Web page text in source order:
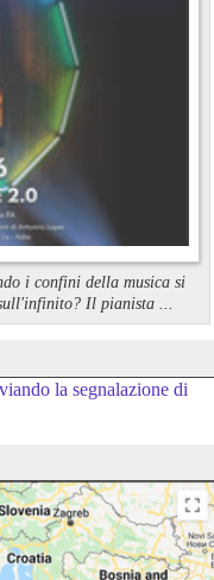
i confini della musica si
Il pianista ...
la segnalazione di